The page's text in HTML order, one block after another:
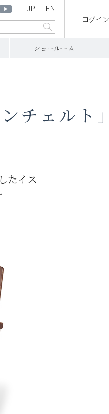
ログイン
JP EN
ショールーム
チェルト」
たイス